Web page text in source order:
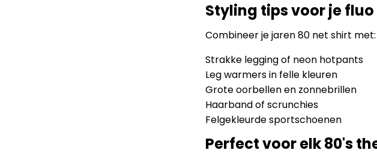
Styling tips voor je
Combineer je jaren 80 net shirt met:
Strakke legging of neon hotpants
Leg warmers in felle kleuren
Grote oorbellen en zonnebrillen
Haarband of scrunchies
Felgekleurde sportschoenen
Perfect voor elk 80's